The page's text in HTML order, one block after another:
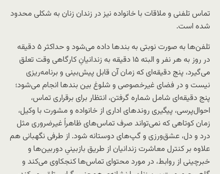
تماس تلفنی و ملاقات با خانواده نیز در زندان زنان به شکلی محدود
شده است.
تلفن‌ها به صورت نوبتی به بندها داده می‌شود و حداکثر ۵ دقیقه
در روز به هر نفر و البته ۱۵ دقیقه به زندانیانِ کارگاهی وقت تعلق
می‌گیرد، پنج دقیقه‌ای که زمان آن قابل پیش‌بینی و برنامه‌ریزی
نیست و در فضای غیرخصوصی و شلوغ بین بندها انجام می‌شود؛
پنج دقیقه‌ای شامل شماره گرفتن، انتظار برای برقراری تماس،
احوال‌پرسی، پیگیری روندهای اداری از خانواده و مشورت با وکیل،
زمان کوتاهی که نمی‌تواند صرف تماس‌های ظاهراً غیرضروری مثل
درد و دل، عشق‌ورزی و گپ‌های دوستانه شود. از طرفی نگهبانی هم
علاوه بر کنترل معاشرت زندانیان از طریق بازبینیِ دوربین‌ها و
خبرچینی از روابط، در مورد محتوای تماس‌ها کنجکاوی می‌کند و